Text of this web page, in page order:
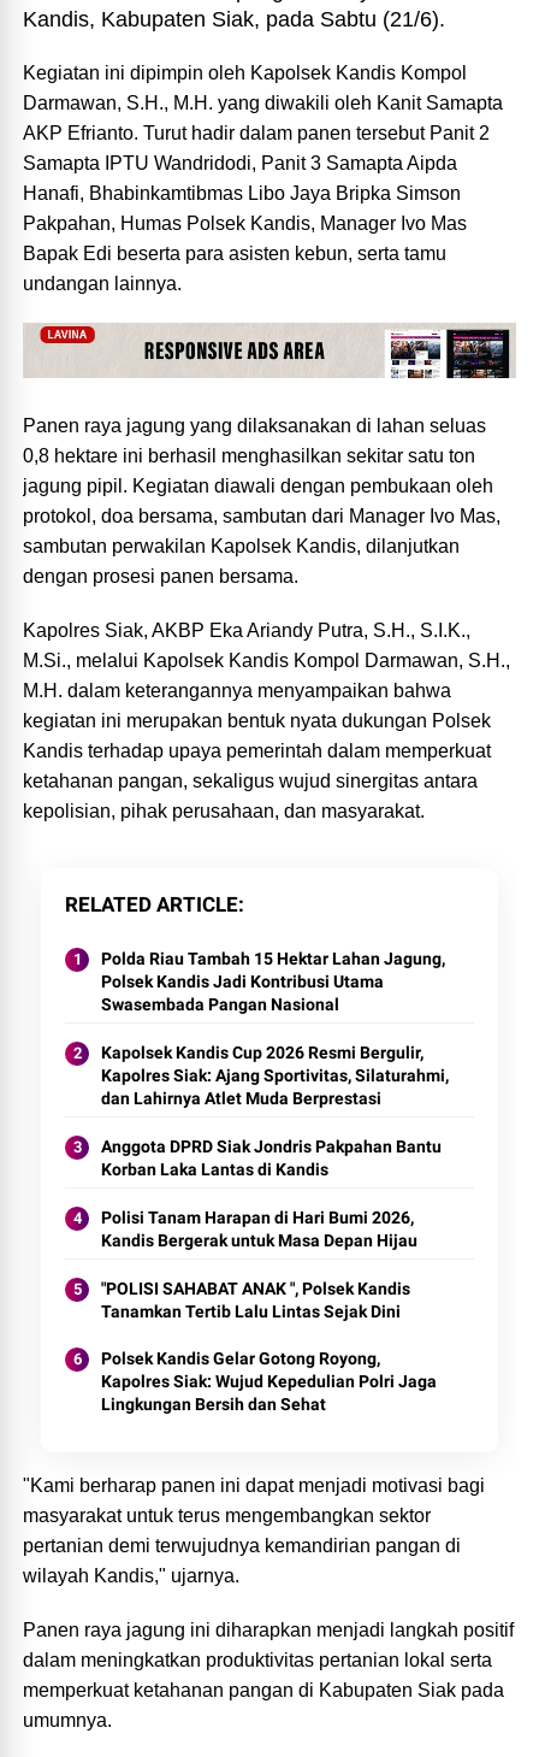
Kandis, Kabupaten Siak, pada Sabtu (21/6).
Kegiatan ini dipimpin oleh Kapolsek Kandis Kompol
Darmawan, S.H., M.H. yang diwakili oleh Kanit Samapta
AKP Efrianto. Turut hadir dalam panen tersebut Panit 2
Samapta IPTU Wandridodi, Panit 3 Samapta Aipda
Hanafi, Bhabinkamtibmas Libo Jaya Bripka Simson
Pakpahan, Humas Polsek Kandis, Manager Ivo Mas
Bapak Edi beserta para asisten kebun, serta tamu
undangan lainnya.
Panen raya jagung yang dilaksanakan di lahan seluas
0,8 hektare ini berhasil menghasilkan sekitar satu ton
jagung pipil. Kegiatan diawali dengan pembukaan oleh
protokol, doa bersama, sambutan dari Manager Ivo Mas,
sambutan perwakilan Kapolsek Kandis, dilanjutkan
dengan prosesi panen bersama.
Kapolres Siak, AKBP Eka Ariandy Putra, S.H., S.I.K.,
M.Si., melalui Kapolsek Kandis Kompol Darmawan, S.H.,
M.H. dalam keterangannya menyampaikan bahwa
kegiatan ini merupakan bentuk nyata dukungan Polsek
Kandis terhadap upaya pemerintah dalam memperkuat
ketahanan pangan, sekaligus wujud sinergitas antara
kepolisian, pihak perusahaan, dan masyarakat.
RELATED ARTICLE
Polda Riau Tambah 15 Hektar Lahan Jagung,
Polsek Kandis Jadi Kontribusi Utama
Swasembada Pangan Nasional
Kapolsek Kandis Cup 2026 Resmi Bergulir,
Kapolres Siak: Ajang Sportivitas, Silaturahmi,
dan Lahirnya Atlet Muda Berprestasi
Anggota DPRD Siak Jondris Pakpahan Bantu
Korban Laka Lantas di Kandis
Polisi Tanam Harapan di Hari Bumi 2026,
Kandis Bergerak untuk Masa Depan Hijau
"POLISI SAHABAT ANAK ", Polsek Kandis
Tanamkan Tertib Lalu Lintas Sejak Dini
Polsek Kandis Gelar Gotong Royong,
Kapolres Siak: Wujud Kepedulian Polri Jaga
Lingkungan Bersih dan Sehat
"Kami berharap panen ini dapat menjadi motivasi bagi
masyarakat untuk terus mengembangkan sektor
pertanian demi terwujudnya kemandirian pangan di
wilayah Kandis," ujarnya.
Panen raya jagung ini diharapkan menjadi langkah positif
dalam meningkatkan produktivitas pertanian lokal serta
memperkuat ketahanan pangan di Kabupaten Siak pada
umumnya.